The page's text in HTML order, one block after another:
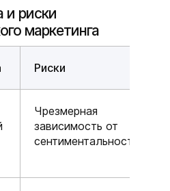
и риски
маркетинга
Риски
Чрезмерная
зависимость от
сентиментальности